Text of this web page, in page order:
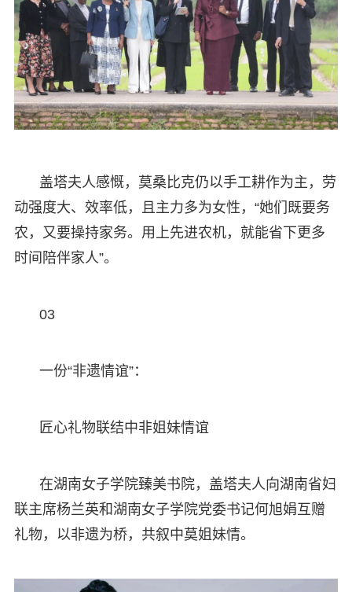
盖塔夫人感慨，莫桑比克仍以手工耕作为主，劳
动强度大、效率低，且主力多为女性，“她们既要务
农，又要操持家务。用上先进农机，就能省下更多
时间陪伴家人”。
03
一份“非遗情谊”：
匠心礼物联结中非姐妹情谊
在湖南女子学院臻美书院，盖塔夫人向湖南省妇
联主席杨兰英和湖南女子学院党委书记何旭娟互赠
礼物，以非遗为桥，共叙中莫姐妹情。